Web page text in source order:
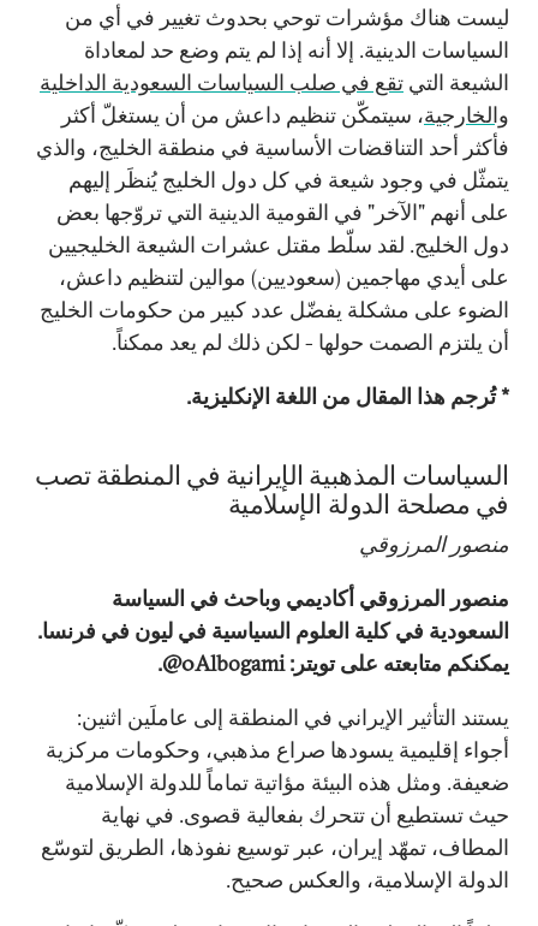
ليست هناك مؤشرات توحي بحدوث تغيير في أي من
السياسات الدينية. إلا أنه إذا لم يتم وضع حد لمعاداة
الشيعة التي تقع في صلب السياسات السعودية الداخلية
والخارجية، سيتمكّن تنظيم داعش من أن يستغلّ أكثر
فأكثر أحد التناقضات الأساسية في منطقة الخليج، والذي
يتمثّل في وجود شيعة في كل دول الخليج يُنظَر إليهم
على أنهم "الآخر" في القومية الدينية التي تروّجها بعض
دول الخليج. لقد سلّط مقتل عشرات الشيعة الخليجيين
على أيدي مهاجمين (سعوديين) موالين لتنظيم داعش،
الضوء على مشكلة يفضّل عدد كبير من حكومات الخليج
أن يلتزم الصمت حولها - لكن ذلك لم يعد ممكناً.
* تُرجم هذا المقال من اللغة الإنكليزية.
السياسات المذهبية الإيرانية في المنطقة تصب
في مصلحة الدولة الإسلامية
منصور المرزوقي
منصور المرزوقي أكاديمي وباحث في السياسة
السعودية في كلية العلوم السياسية في ليون في فرنسا.
يمكنكم متابعته على تويتر: 0Albogami@.
يستند التأثير الإيراني في المنطقة إلى عاملَين اثنين:
أجواء إقليمية يسودها صراع مذهبي، وحكومات مركزية
ضعيفة. ومثل هذه البيئة مؤاتية تماماً للدولة الإسلامية
حيث تستطيع أن تتحرك بفعالية قصوى. في نهاية
المطاف، تمهّد إيران، عبر توسيع نفوذها، الطريق لتوسّع
الدولة الإسلامية، والعكس صحيح.